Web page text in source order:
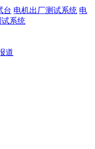
台 电机出厂测试系统 电
系统
道